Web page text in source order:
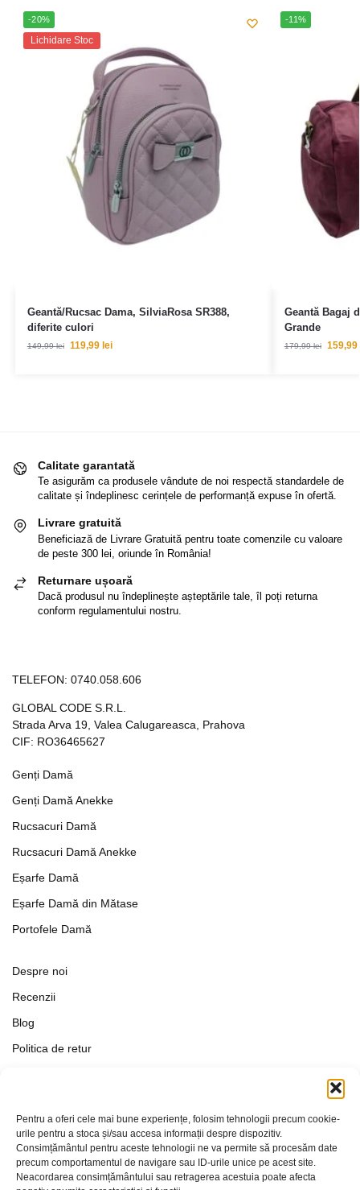
Pentru a oferi cele mai bune experiențe, folosim tehnologii precum cookie-
urile pentru a stoca și/sau accesa informații despre dispozitiv.
Consimțământul pentru aceste tehnologii ne va permite să procesăm date
precum comportamentul de navigare sau ID-urile unice pe acest site.
Neacordarea consimțământului sau retragerea acestuia poate afecta
-20%
Lichidare Stoc
Geantă/Rucsac Dama, SilviaRosa SR388,
diferite culori
149,99lei 119,99 lei
-11%
Geantă Bagaj
Grande
179,99lei 159,99
Calitate garantată
Te asigurăm ca produsele vândute de noi respectă standardele de
calitate și îndeplinesc cerințele de performanță expuse în ofertă.
Livrare gratuită
Beneficiază de Livrare Gratuită pentru toate comenzile cu valoare
de peste 300 lei, oriunde în România!
Returnare ușoară
Dacă produsul nu îndeplinește așteptările tale, îl poți returna
conform regulamentului nostru.
TELEFON: 0740.058.606
GLOBAL CODE S.R.L.
Strada Arva 19, Valea Calugareasca, Prahova
CIF: RO36465627
Genți Damă
Genți Damă Anekke
Rucsacuri Damă
Rucsacuri Damă Anekke
Eșarfe Damă
Eșarfe Damă din Mătase
Portofele Damă
Despre noi
Recenzii
Blog
Politica de retur
Politica de Confidențialitate
Politica de cookies
Setări Cookie-uri